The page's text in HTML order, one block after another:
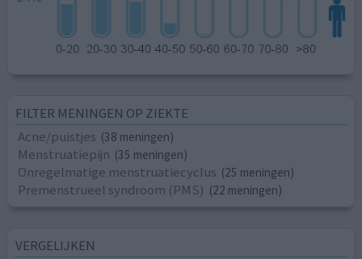
FILTER MENINGEN OP ZIEKTE
Acne/puistjes (38 meningen)
Menstruatiepijn (35 meningen)
Onregelmatige menstruatiecyclus (25 meningen)
Premenstrueel syndroom (PMS) (22 meningen)
VERGELIJKEN